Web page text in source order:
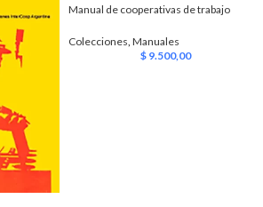
Manual de cooperativas de trabajo
Colecciones Manuales
$ 9.500,00